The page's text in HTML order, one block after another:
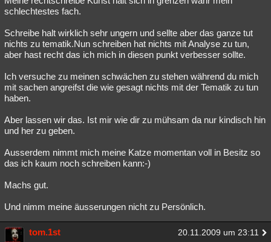
schlechtestes fach.
Schreibe halt wirklich sehr ungern und sellte aber das ganze tut
nichts zu tematik.Nun schreiben hat nichts mit Analyse zu tun,
aber hast recht das ich mich in diesen punkt verbesser sollte.
Ich versuche zu meinen schwächen zu stehen während du mich
mit sachen angreifst die wie gesagt nichts mit der Tematik zu tun
haben.
Aber lassen wir das. Ist mir wie dir zu mühsam da nur kindisch hin
und her zu geben.
Ausserdem nimmt mich meine Katze momentan voll in Besitz so
das ich kaum noch schreiben kann:-)
Machs gut.
Und nimm meine äusserungen nicht zu Persönlich.
tom.1st 20.11.2009 um 23:11